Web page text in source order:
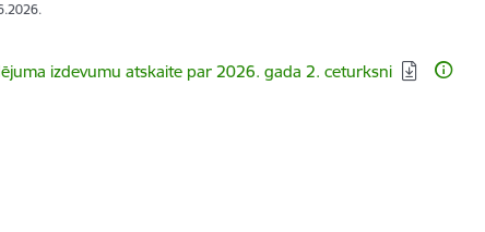
izdevumu atskaite par 2026. gada 2. ceturksni